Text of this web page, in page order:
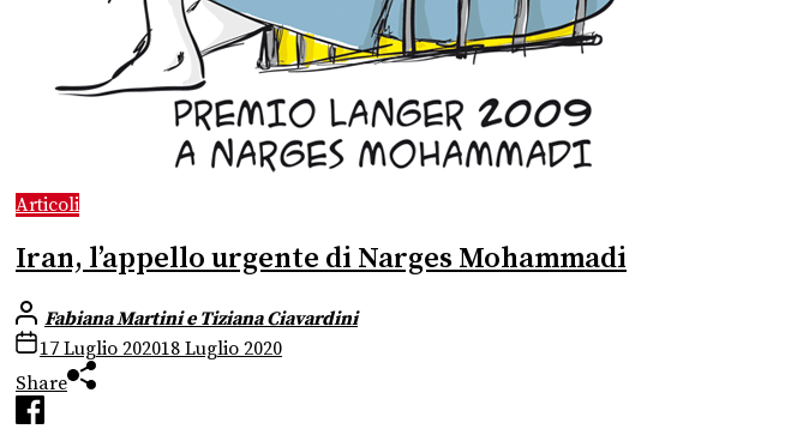
Articoli
Iran, l’appello urgente di Narges Mohammadi
Fabiana Martini e Tiziana Ciavardini
17 Luglio 202018 Luglio 2020
Share